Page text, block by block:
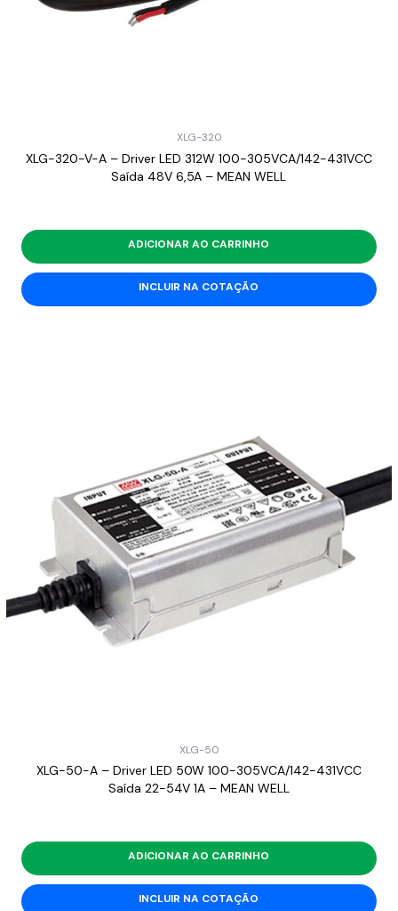
XLG-320
XLG-320-V-A – Driver LED 312W 100-305VCA/142-431VCC
Saída 48V 6,5A – MEAN WELL
ADICIONAR AO CARRINHO
INCLUIR NA COTAÇÃO
XLG-50
XLG-50-A – Driver LED 50W 100-305VCA/142-431VCC
Saída 22-54V 1A – MEAN WELL
ADICIONAR AO CARRINHO
INCLUIR NA COTAÇÃO